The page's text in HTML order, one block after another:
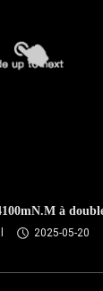
à
2025-05-20